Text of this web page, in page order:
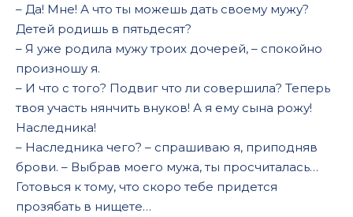
– Да! Мне! А что ты можешь дать своему мужу?
Детей родишь в пятьдесят?
– Я уже родила мужу троих дочерей, – спокойно
произношу я.
– И что с того? Подвиг что ли совершила? Теперь
твоя участь нянчить внуков! А я ему сына рожу!
Наследника!
– Наследника чего? – спрашиваю я, приподняв
брови. – Выбрав моего мужа, ты просчиталась…
Готовься к тому, что скоро тебе придется
прозябать в нищете…